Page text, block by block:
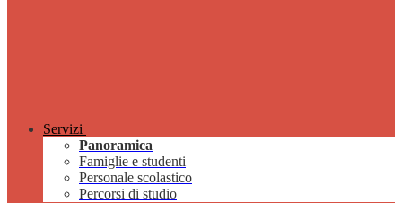
Servizi
Panoramica
Famiglie e studenti
Personale scolastico
Percorsi di studio